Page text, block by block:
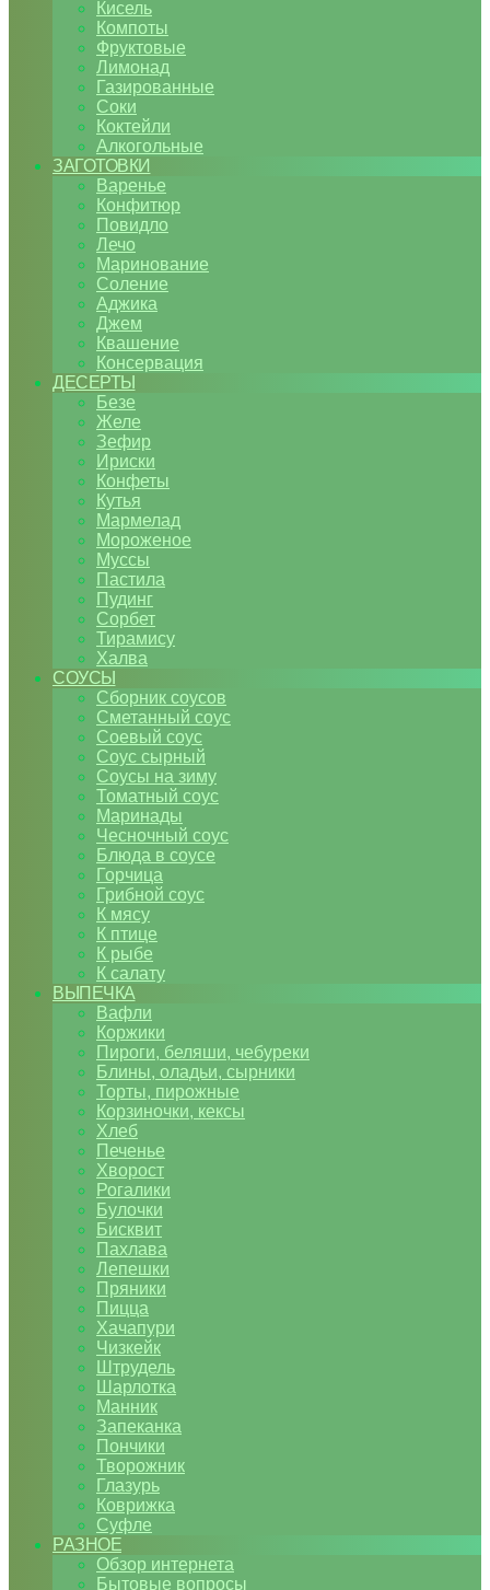
Кисель
Компоты
Фруктовые
Лимонад
Газированные
Соки
Коктейли
Алкогольные
ЗАГОТОВКИ
Варенье
Конфитюр
Повидло
Лечо
Маринование
Соление
Аджика
Джем
Квашение
Консервация
ДЕСЕРТЫ
Безе
Желе
Зефир
Ириски
Конфеты
Кутья
Мармелад
Мороженое
Муссы
Пастила
Пудинг
Сорбет
Тирамису
Халва
СОУСЫ
Сборник соусов
Сметанный соус
Соевый соус
Соус сырный
Соусы на зиму
Томатный соус
Маринады
Чесночный соус
Блюда в соусе
Горчица
Грибной соус
К мясу
К птице
К рыбе
К салату
ВЫПЕЧКА
Вафли
Коржики
Пироги, беляши, чебуреки
Блины, оладьи, сырники
Торты, пирожные
Корзиночки, кексы
Хлеб
Печенье
Хворост
Рогалики
Булочки
Бисквит
Пахлава
Лепешки
Пряники
Пицца
Хачапури
Чизкейк
Штрудель
Шарлотка
Манник
Запеканка
Пончики
Творожник
Глазурь
Коврижка
Суфле
РАЗНОЕ
Обзор интернета
Бытовые вопросы